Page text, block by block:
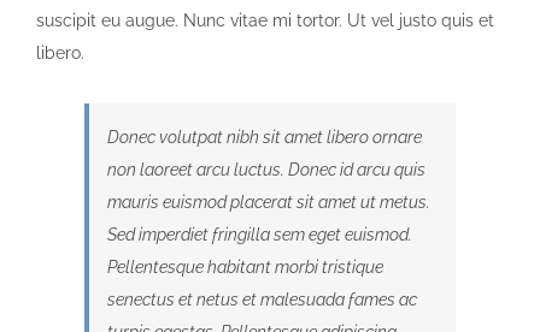
suscipit eu augue. Nunc vitae mi tortor. Ut vel justo quis et
libero.
Donec volutpat nibh sit amet libero ornare
non laoreet arcu luctus. Donec id arcu quis
mauris euismod placerat sit amet ut metus.
Sed imperdiet fringilla sem eget euismod.
Pellentesque habitant morbi tristique
senectus et netus et malesuada fames ac